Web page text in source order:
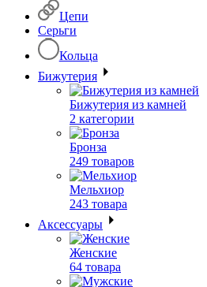
Цепи
Серьги
Кольца
Бижутерия
Бижутерия из камней
2 категории
Бронза
249 товаров
Мельхиор
243 товара
Аксессуары
Женские
64 товара